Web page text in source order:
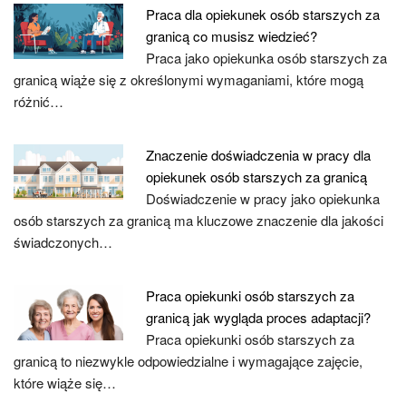
Praca dla opiekunek osób starszych za
granicą co musisz wiedzieć?
Praca jako opiekunka osób starszych za
granicą wiąże się z określonymi wymaganiami, które mogą
różnić…
Znaczenie doświadczenia w pracy dla
opiekunek osób starszych za granicą
Doświadczenie w pracy jako opiekunka
osób starszych za granicą ma kluczowe znaczenie dla jakości
świadczonych…
Praca opiekunki osób starszych za
granicą jak wygląda proces adaptacji?
Praca opiekunki osób starszych za
granicą to niezwykle odpowiedzialne i wymagające zajęcie,
które wiąże się…